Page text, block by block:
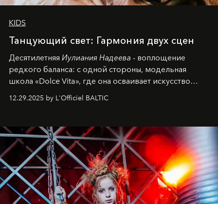
KIDS
Танцующий свет: Гармония двух сцен
Десятилетняя Иулиания Надеева - воплощение
редкого баланса: с одной стороны, модельная
школа «Dolce Vita», где она осваивает искусство
позы и образа, с другой - подготовительная
балетная студия при хореографическом училище,
танцевального пути за плечами.
12.29.2025 by L'Officiel BALTIC